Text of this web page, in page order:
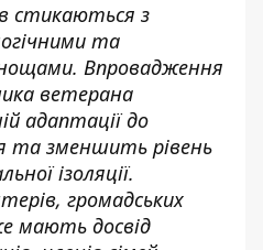
стикаються з
та
Впровадження
ветерана
адаптації до
та зменшить рівень
ізоляції.
громадських
мають досвід